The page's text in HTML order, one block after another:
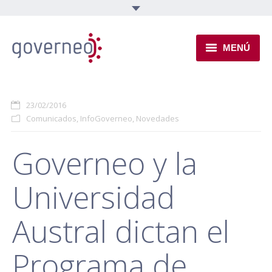
MENÚ
23/02/2016
Comunicados, InfoGoverneo, Novedades
Governeo y la
Universidad
Austral dictan el